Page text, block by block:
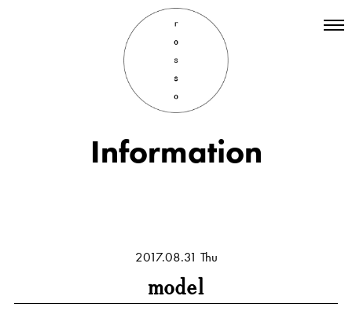
Top
Hair
Staff
Information
2017.08.31 Thu
model